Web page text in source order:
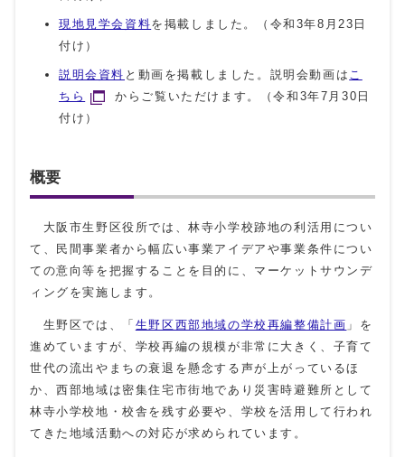
現地見学会資料を掲載しました。（令和3年8月23日
付け）
説明会資料 と動画を掲載しました。説明会動画は こ
ちら
からご覧いただけます。（令和3年7月30日
付け）
概要
大阪市生野区役所では、林寺小学校跡地の利活用につい
て、民間事業者から幅広い事業アイデアや事業条件につい
ての意向等を把握することを目的に、マーケットサウンデ
ィングを実施します。
生野区では、「 生野区西部地域の学校再編整備計画 」を
進めていますが、学校再編の規模が非常に大きく、子育て
世代の流出やまちの衰退を懸念する声が上がっているほ
か、西部地域は密集住宅市街地であり災害時避難所として
林寺小学校地・校舎を残す必要や、学校を活用して行われ
てきた地域活動への対応が求められています。